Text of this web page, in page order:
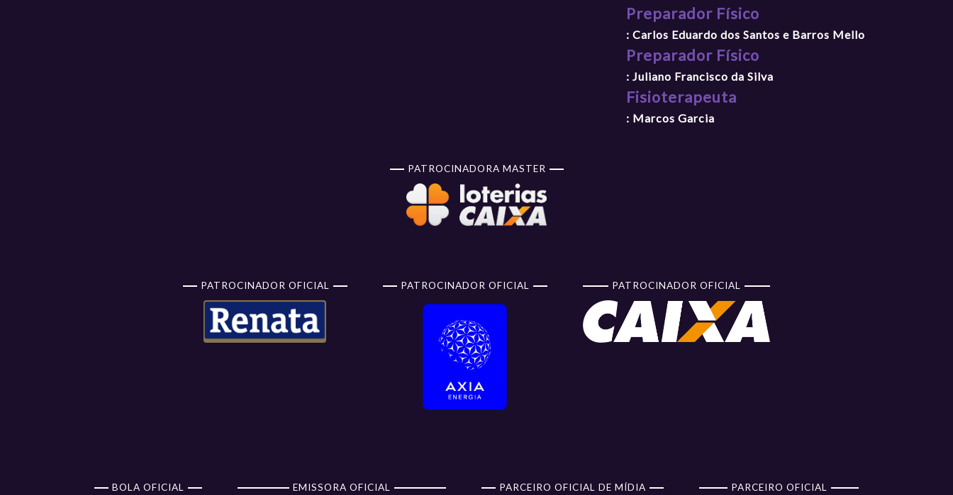
Preparador Físico
: Carlos Eduardo dos Santos e Barros Mello
Preparador Físico
: Juliano Francisco da Silva
Fisioterapeuta
: Marcos Garcia
PATROCINADORA MASTER
PATROCINADOR OFICIAL PATROCINADOR OFICIAL PATROCINADOR OFICIAL
BOLA OFICIAL EMISSORA OFICIAL PARCEIRO OFICIAL DE MÍDIA PARCEIRO OFICIAL